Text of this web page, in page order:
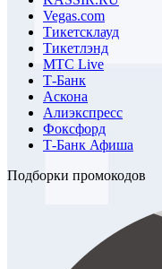
Vegas.com
Тикетсклауд
Тикетлэнд
МТС Live
Т-Банк
Аскона
Алиэкспресс
Фоксфорд
Т-Банк Афиша
Подборки промокодов